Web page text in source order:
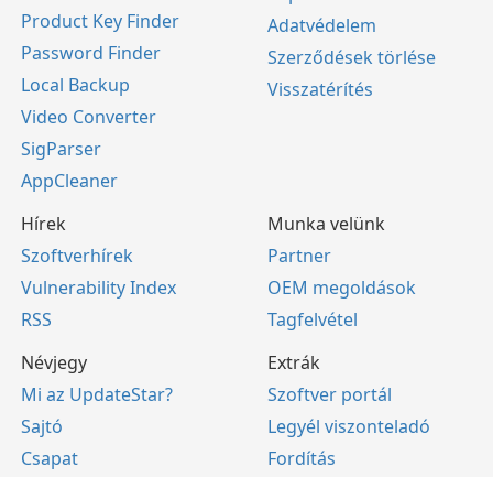
Product Key Finder
Password Finder
Local Backup
Video Converter
SigParser
AppCleaner
Adatvédelem
Szerződések törlése
Visszatérítés
Hírek
Szoftverhírek
Vulnerability Index
RSS
Munka velünk
Partner
OEM megoldások
Tagfelvétel
Névjegy
Mi az UpdateStar?
Sajtó
Csapat
Extrák
Szoftver portál
Legyél viszonteladó
Fordítás